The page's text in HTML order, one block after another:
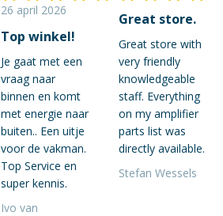
26 april 2026
Top winkel!
Je gaat met een
vraag naar
binnen en komt
met energie naar
buiten.. Een uitje
voor de vakman.
Top Service en
super kennis.
Ivo van
Great store.
Great store with
very friendly
knowledgeable
staff. Everything
on my amplifier
parts list was
directly available.
Stefan Wessels